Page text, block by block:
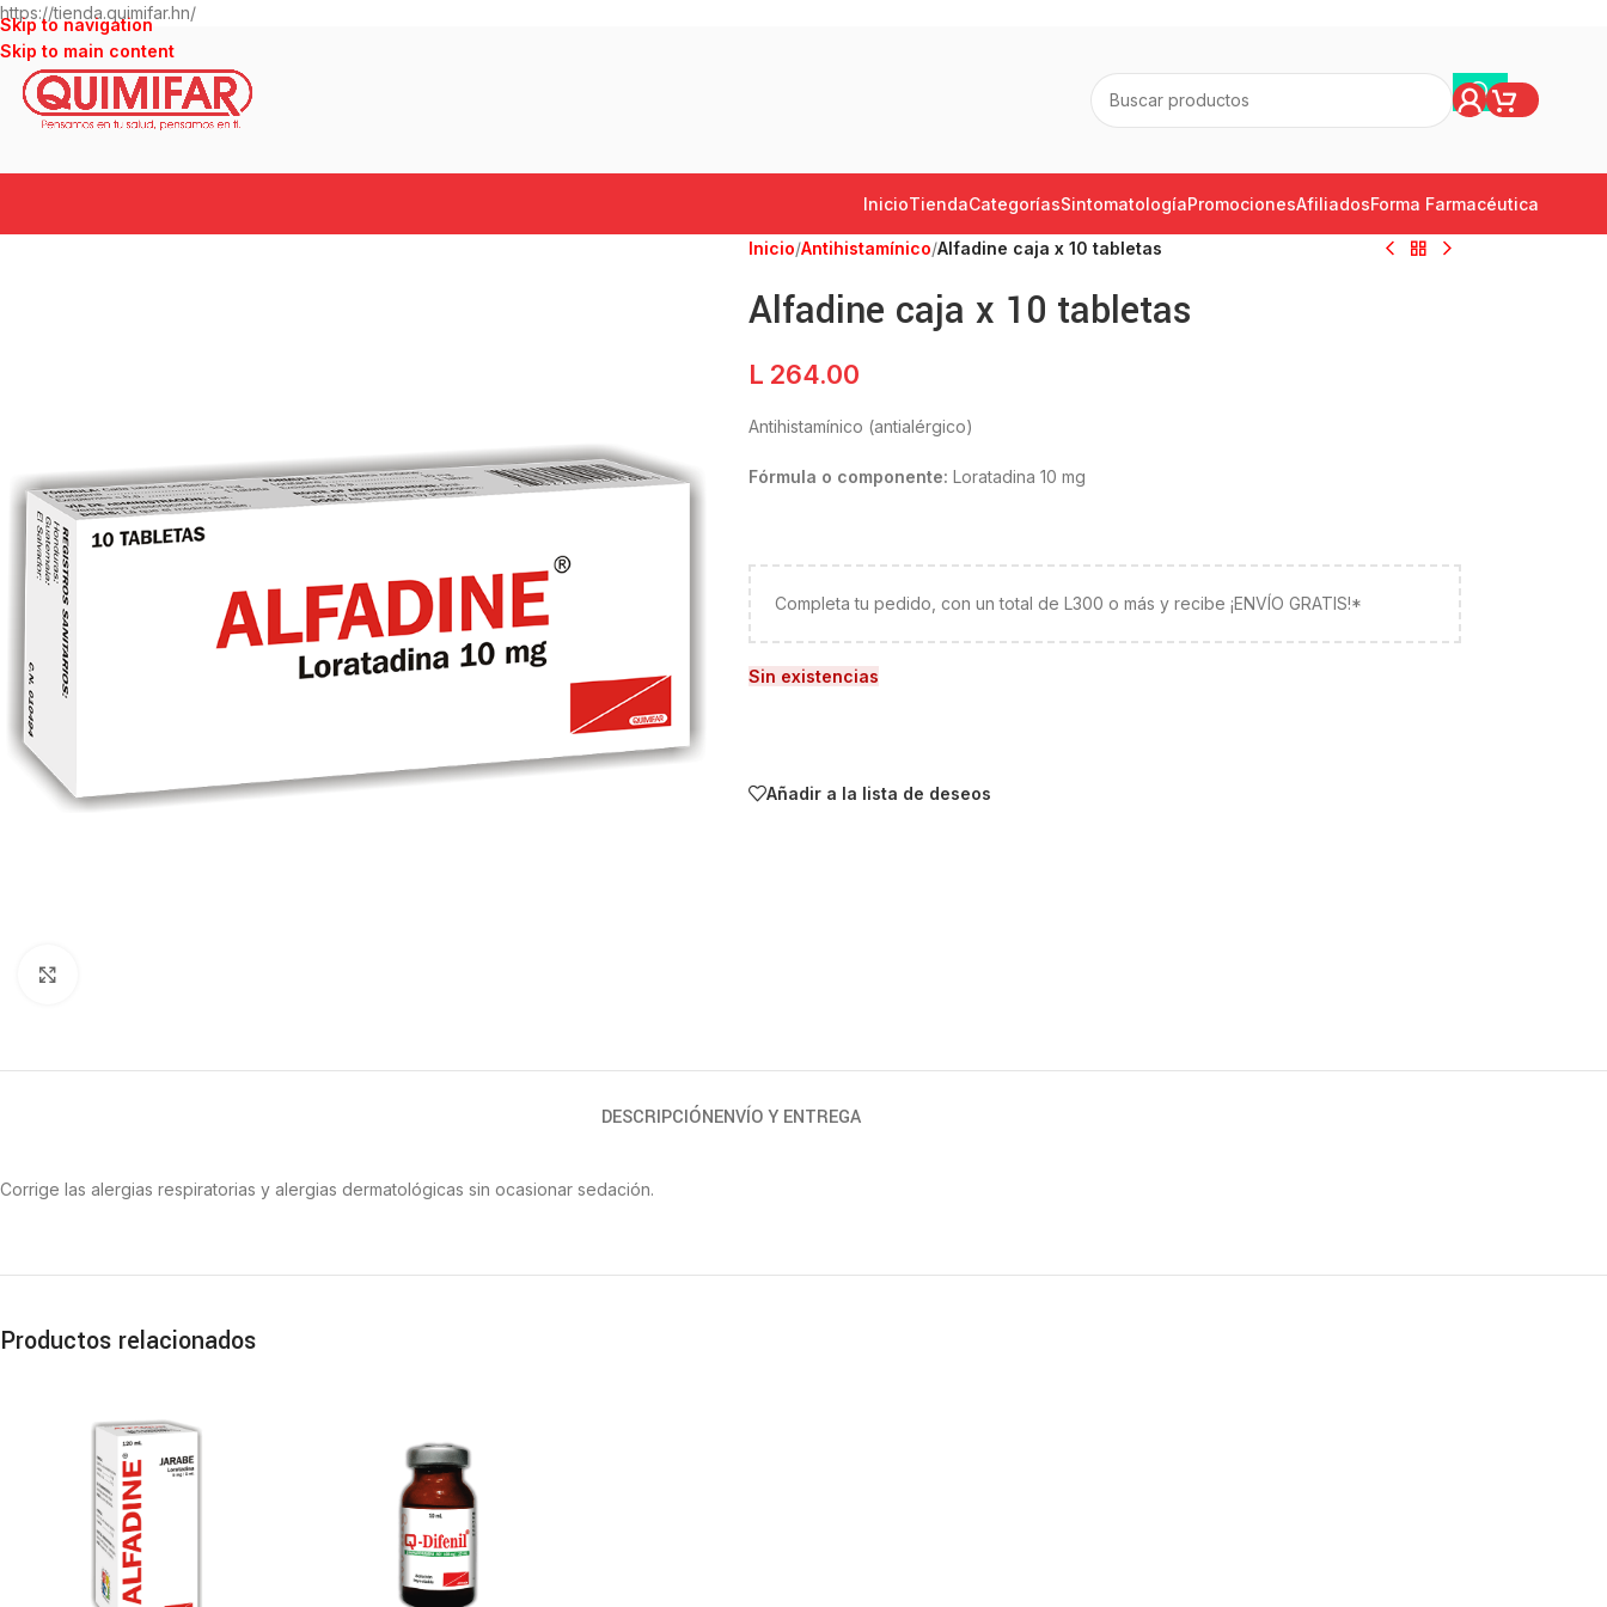
https://tienda.quimifar.hn/
Skip to navigation
Skip to main content
InicioTiendaCategoríasSintomatologíaPromocionesAfiliadosForma Farmacéutica
Inicio/Antihistamínico/Alfadine caja x 10 tabletas
Alfadine caja x 10 tabletas
L 264.00
Antihistamínico (antialérgico)
Fórmula o componente: Loratadina 10 mg
Completa tu pedido, con un total de L300 o más y recibe ¡ENVÍO GRATIS!*
Sin existencias
Añadir a la lista de deseos
DESCRIPCIÓNENVÍO Y ENTREGA
Corrige las alergias respiratorias y alergias dermatológicas sin ocasionar sedación.
Productos relacionados